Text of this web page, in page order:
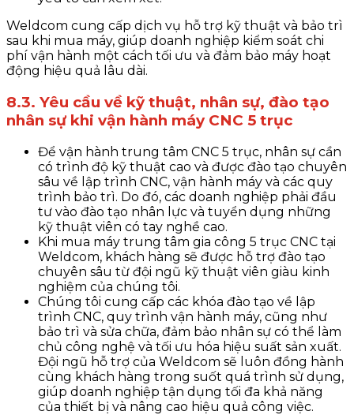
Weldcom cung cấp dịch vụ hỗ trợ kỹ thuật và bảo trì
sau khi mua máy, giúp doanh nghiệp kiểm soát chi
phí vận hành một cách tối ưu và đảm bảo máy hoạt
động hiệu quả lâu dài.
8.3. Yêu cầu về kỹ thuật, nhân sự, đào tạo
nhân sự khi vận hành máy CNC 5 trục
Để vận hành trung tâm CNC 5 trục, nhân sự cần
có trình độ kỹ thuật cao và được đào tạo chuyên
sâu về lập trình CNC, vận hành máy và các quy
trình bảo trì. Do đó, các doanh nghiệp phải đầu
tư vào đào tạo nhân lực và tuyển dụng những
kỹ thuật viên có tay nghề cao.
Khi mua máy trung tâm gia công 5 trục CNC tại
Weldcom, khách hàng sẽ được hỗ trợ đào tạo
chuyên sâu từ đội ngũ kỹ thuật viên giàu kinh
nghiệm của chúng tôi.
Chúng tôi cung cấp các khóa đào tạo về lập
trình CNC, quy trình vận hành máy, cũng như
bảo trì và sửa chữa, đảm bảo nhân sự có thể làm
chủ công nghệ và tối ưu hóa hiệu suất sản xuất.
Đội ngũ hỗ trợ của Weldcom sẽ luôn đồng hành
cùng khách hàng trong suốt quá trình sử dụng,
giúp doanh nghiệp tận dụng tối đa khả năng
của thiết bị và nâng cao hiệu quả công việc.